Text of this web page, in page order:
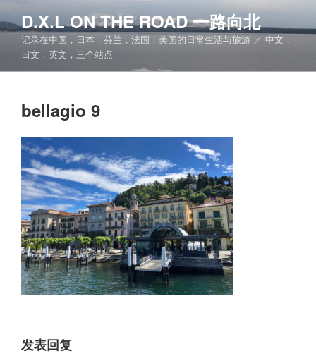
至
D.X.L ON THE ROAD 一路向北
记录在中国，日本，芬兰，法国，美国的日常生活与旅游 ／ 中文，
日文，英文，三个站点
bellagio 9
发表回复